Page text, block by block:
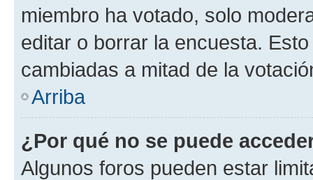
miembro ha votado, solo
editar o borrar la encuesta.
cambiadas a mitad de la
Arriba
¿Por qué no se puede
Algunos foros pueden estar